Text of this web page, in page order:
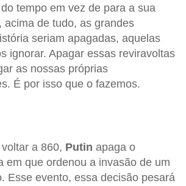
tempo em vez de para a sua
acima de tudo, as grandes
seriam apagadas, aquelas
ignorar. Apagar essas reviravoltas
as nossas próprias
É por isso que o fazemos.
a 860, Putin apaga o
em que ordenou a invasão de um
Esse evento, essa decisão pesará